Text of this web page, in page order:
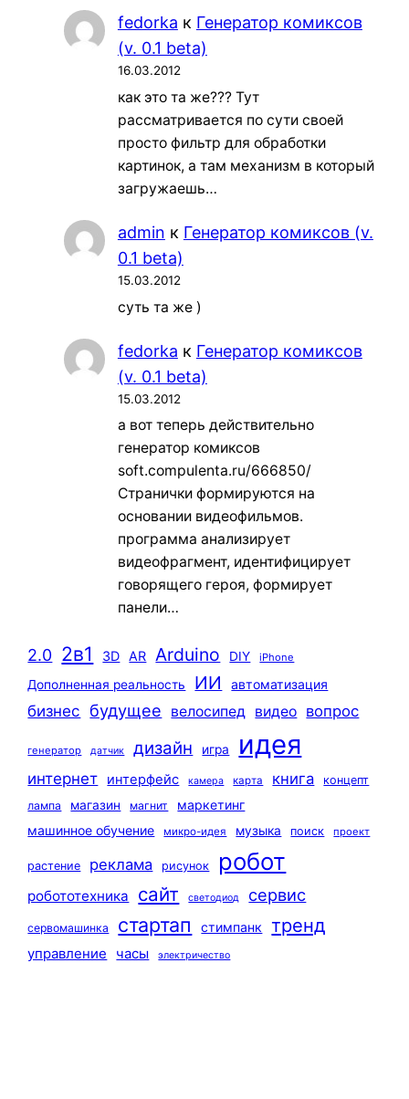
fedorka к Генератор комиксов
(v. 0.1 beta)
16.03.2012
как это та же??? Тут
рассматривается по сути своей
просто фильтр для обработки
картинок, а там механизм в который
загружаешь…
admin к Генератор комиксов (v.
0.1 beta)
15.03.2012
суть та же )
fedorka к Генератор комиксов
(v. 0.1 beta)
15.03.2012
а вот теперь действительно
генератор комиксов
soft.compulenta.ru/666850/
Странички формируются на
основании видеофильмов.
программа анализирует
видеофрагмент, идентифицирует
говорящего героя, формирует
панели…
2.0 2в1 3D AR Arduino DIY iPhone
Дополненная реальность ИИ автоматизация
бизнес будущее велосипед видео вопрос
генератор датчик дизайн игра идея
интернет интерфейс камера карта книга
концепт
лампа
магазин магнит
маркетинг
машинное обучение
микро-идея музыка поиск проект
растение реклама рисунок робот
робототехника сайт светодиод сервис
сервомашинка стартап стимпанк тренд
управление часы электричество